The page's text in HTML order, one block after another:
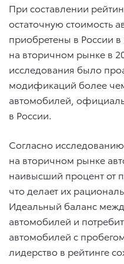
При составлении
остаточную стоимость
приобретены в России
на вторичном рынке в
исследования было
модификаций более
автомобилей,
в России.
Согласно
на вторичном рынке
наивысший процент от
что делает их
Идеальный баланс
автомобилей и
автомобилей с
лидерство в рейтинге